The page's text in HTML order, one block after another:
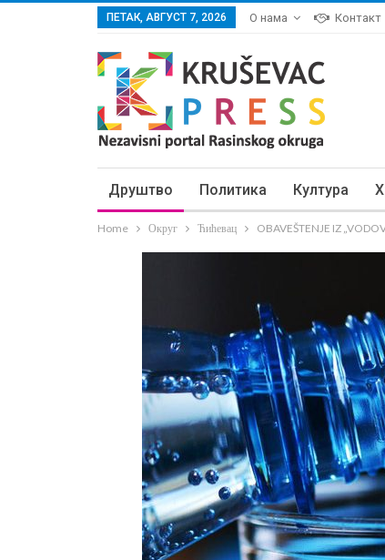
ПЕТАК, АВГУСТ 7, 2026 О нама Контакт
Друштво Политика Култура
Home Округ Ћићевац OBAVEŠTENJE IZ